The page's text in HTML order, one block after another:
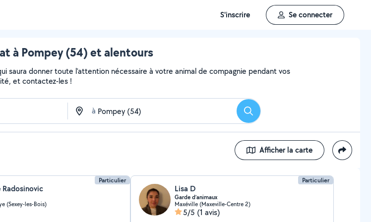
S'inscrire Se connecter
à Pompey (54) et alentours
saura donner toute l'attention nécessaire à votre animal de compagnie pendant vos
et contactez-les !
à Rechercher
Afficher la carte
Particulier
(Sexey-les-Bois)
Particulier
Lisa D
Garde d’animaux
Maxéville (Maxeville-Centre 2)
5/5 (1 avis)